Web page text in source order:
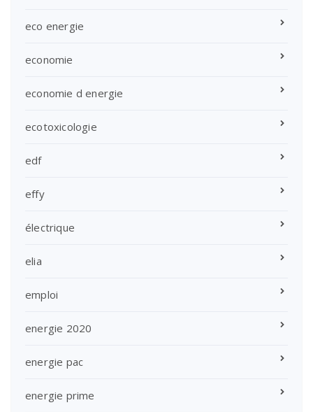
eco energie
economie
economie d energie
ecotoxicologie
edf
effy
électrique
elia
emploi
energie 2020
energie pac
energie prime